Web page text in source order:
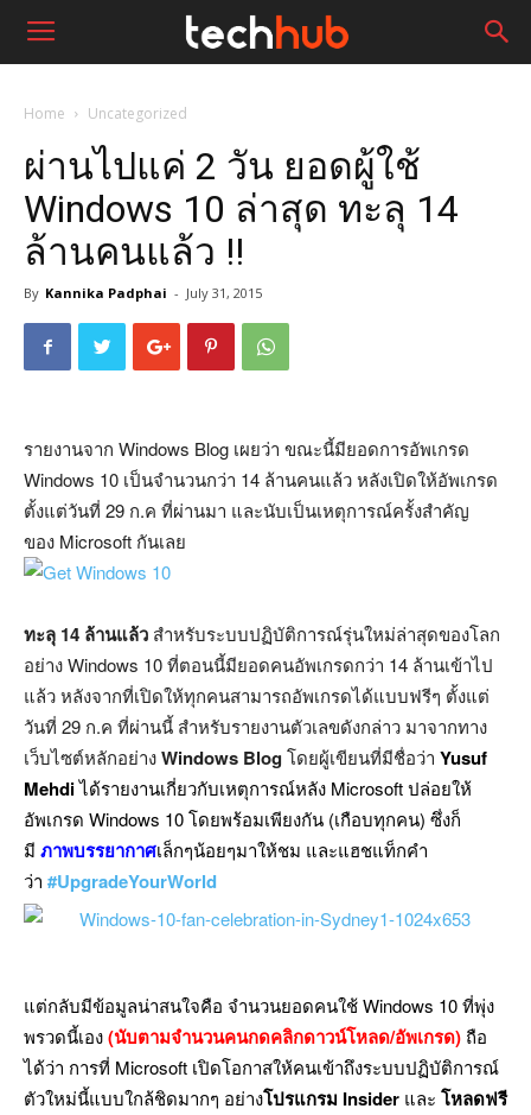
Home Uncategorized
ผ่านไปแค่ 2 วัน ยอดผู้ใช้
Windows 10 ล่าสุด ทะลุ 14
ล้านคนแล้ว !!
By Kannika Padphai - July 31, 2015
รายงานจาก Windows Blog เผยว่า ขณะนี้มียอดการอัพเกรด
Windows 10 เป็นจำนวนกว่า 14 ล้านคนแล้ว หลังเปิดให้อัพเกรด
ตั้งแต่วันที่ 29 ก.ค ที่ผ่านมา และนับเป็นเหตุการณ์ครั้งสำคัญ
ของ Microsoft กันเลย
ทะลุ 14 ล้านแล้ว สำหรับระบบปฏิบัติการณ์รุ่นใหม่ล่าสุดของโลก
อย่าง Windows 10 ที่ตอนนี้มียอดคนอัพเกรดกว่า 14 ล้านเข้าไป
แล้ว หลังจากที่เปิดให้ทุกคนสามารถอัพเกรดได้แบบฟรีๆ ตั้งแต่
วันที่ 29 ก.ค ที่ผ่านนี้ สำหรับรายงานตัวเลขดังกล่าว มาจากทาง
เว็บไซต์หลักอย่างWindows Blogโดยผู้เขียนที่มีชื่อว่า Yusuf
Mehdiได้รายงานเกี่ยวกับเหตุการณ์หลัง Microsoft ปล่อยให้
อัพเกรด Windows 10 โดยพร้อมเพียงกัน (เกือบทุกคน) ซึ่งก็
มี ภาพบรรยากาศเล็กๆน้อยๆมาให้ชม และแฮชแท็กคำ
ว่า #UpgradeYourWorld
แต่กลับมีข้อมูลน่าสนใจคือ จำนวนยอดคนใช้ Windows 10 ที่พุ่ง
พรวดนี้เอง(นับตามจำนวนคนกดคลิกดาวน์โหลด/อัพเกรด) ถือ
ได้ว่า การที่ Microsoft เปิดโอกาสให้คนเข้าถึงระบบปฏิบัติการณ์
ตัวใหม่นี้แบบใกล้ชิดมากๆ อย่างโปรแกรม Insider และ โหลดฟรี